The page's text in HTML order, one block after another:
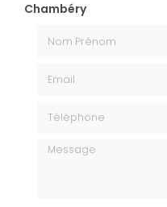
Chambéry
Nom Prénom
Téléphone
Message